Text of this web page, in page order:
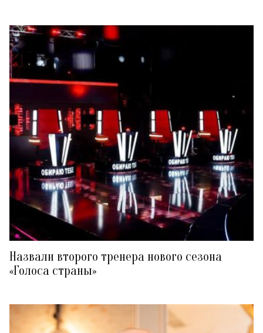
Назвали второго тренера нового сезона
«Голоса страны»